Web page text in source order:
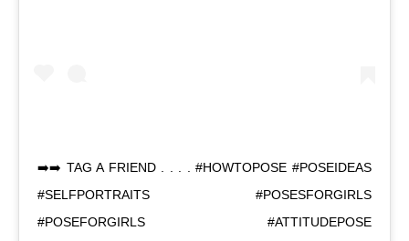
➡️➡️ TAG A FRIEND . . . . #HOWTOPOSE #POSEIDEAS
#SELFPORTRAITS #POSESFORGIRLS
#POSEFORGIRLS #ATTITUDEPOSE